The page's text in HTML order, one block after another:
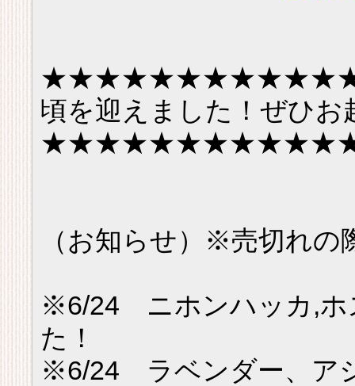
頃を迎えました！ぜひお
（お知らせ）※売切れの
※6/24 ニホンハッカ,ホ
た！
※6/24 ラベンダー、ア